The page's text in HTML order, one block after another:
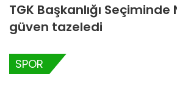
TGK Başkanlığı Seçiminde
güven tazeledi
SPOR